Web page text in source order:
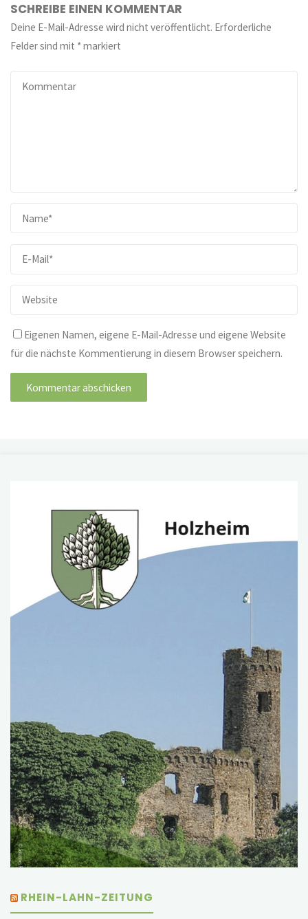
SCHREIBE EINEN KOMMENTAR
Deine E-Mail-Adresse wird nicht veröffentlicht. Erforderliche
Felder sind mit *markiert
Eigenen Namen, eigene E-Mail-Adresse und eigene Website
für die nächste Kommentierung in diesem Browser speichern.
RHEIN-LAHN-ZEITUNG